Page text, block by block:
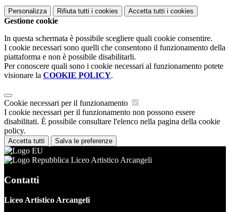
Personalizza Rifiuta tutti i cookies Accetta tutti i cookies
Gestione cookie
In questa schermata è possibile scegliere quali cookie consentire.
I cookie necessari sono quelli che consentono il funzionamento della
piattaforma e non è possibile disabilitarli.
Per conoscere quali sono i cookie necessari al funzionamento potete
visionare la COOKIE POLICY.
Cookie necessari per il funzionamento
I cookie necessari per il funzionamento non possono essere
disabilitati. È possibile consultare l'elenco nella pagina della cookie
policy.
Accetta tutti Salva le preferenze
Liceo Artistico Arcangeli
Contatti
Liceo Artistico Arcangeli